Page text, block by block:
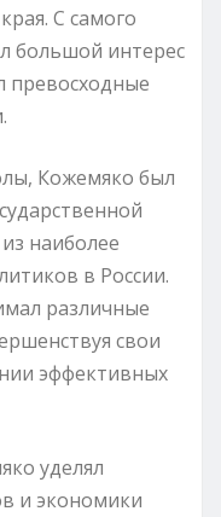
С самого
большой интерес
превосходные
Кожемяко был
наиболее
в России.
различные
свои
эффективных
уделял
и экономики